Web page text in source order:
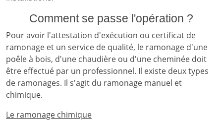
Comment se passe l'opération ?
Pour avoir l'attestation d'exécution ou certificat de
ramonage et un service de qualité, le ramonage d'une
poêle à bois, d'une chaudière ou d'une cheminée doit
être effectué par un professionnel. Il existe deux types
de ramonages. Il s'agit du ramonage manuel et
chimique.
Le ramonage chimique